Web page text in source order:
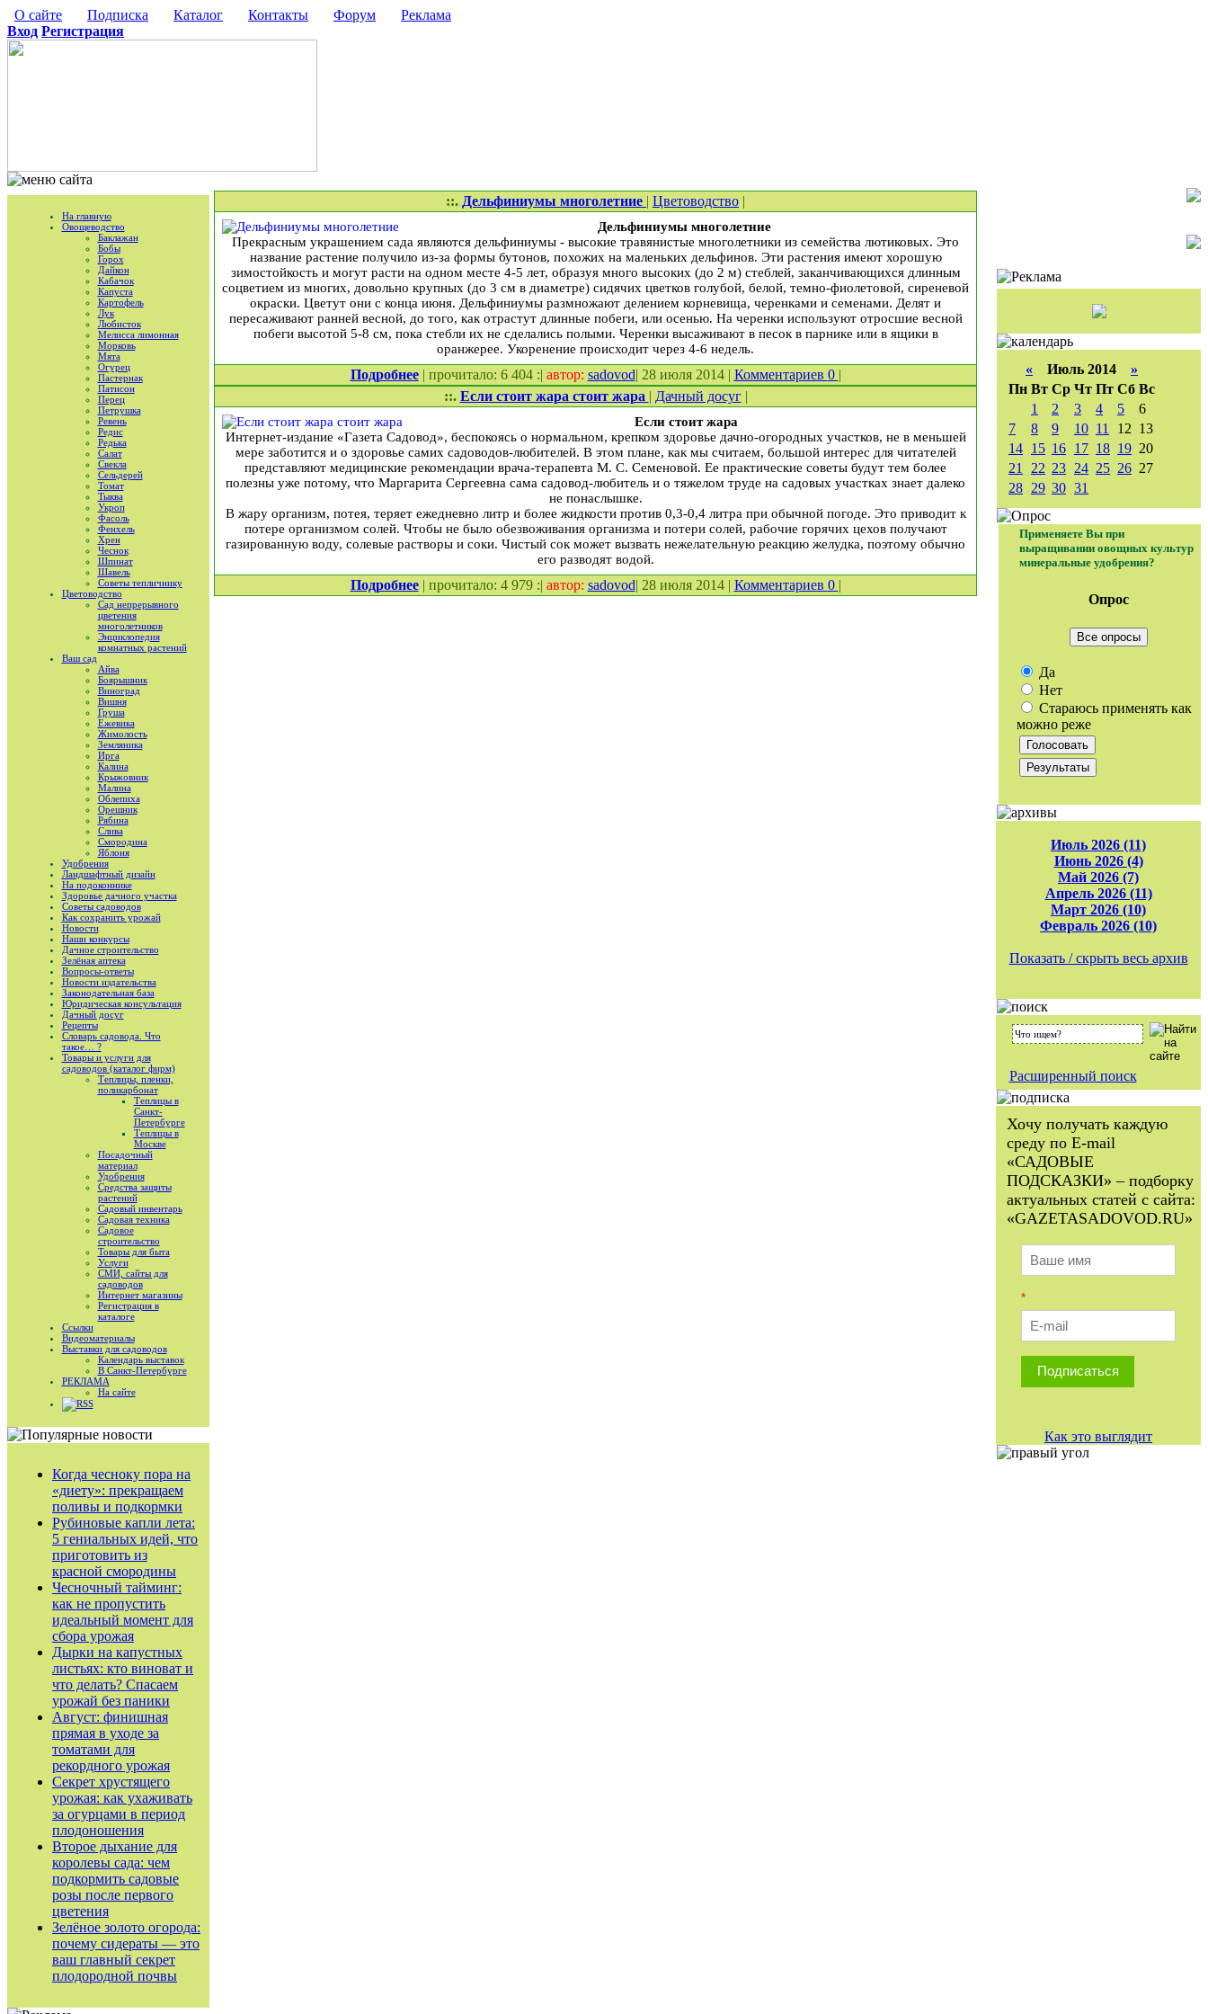
О сайте Подписка Каталог Контакты Форум
Реклама
Вход Регистрация
На главную
Овощеводство
Баклажан
Бобы
Горох
Дайкон
Кабачок
Капуста
Картофель
Лук
Любисток
Мелисса лимонная
Морковь
Мята
Огурец
Пастернак
Патисон
Перец
Петрушка
Ревень
Редис
Редька
Салат
Свекла
Сельдерей
Томат
Тыква
Укроп
Фасоль
Фенхель
Хрен
Чеснок
Шпинат
Шавель
Советы тепличнику
Цветоводство
Сад непрерывного
цветения
многолетников
Энциклопедия
комнатных растений
Ваш сад
Айва
Боярышник
Виноград
Вишня
Груша
Ежевика
Жимолость
Земляника
Ирга
Калина
Крыжовник
Малина
Облепиха
Орешник
Рябина
Слива
Смородина
Яблоня
Удобрения
Ландшафтный дизайн
На подоконнике
Здоровье дачного участка
Советы садоводов
Как сохранить урожай
Новости
Наши конкурсы
Дачное строительство
Зелёная аптека
Вопросы-ответы
Новости издательства
Законодательная база
Юридическая консультация
Дачный досуг
Рецепты
Словарь садовода. Что
такое… ?
Товары и услуги для
садоводов (каталог фирм)
Теплицы, пленки,
поликарбонат
Теплицы в
Санкт-
Петербурге
Теплицы в
Москве
Посадочный
материал
Удобрения
Средства защиты
растений
Садовый инвентарь
Садовая техника
Садовое
строительство
Товары для быта
Услуги
СМИ, сайты для
садоводов
Интернет магазины
Регистрация в
каталоге
Ссылки
Видеоматериалы
Выставки для садоводов
Календарь выставок
В Санкт-Петербурге
РЕКЛАМА
На сайте
RSS
Когда чесноку пора на
«диету»: прекращаем
поливы и подкормки
Рубиновые капли лета:
5 гениальных идей, что
приготовить из
красной смородины
Чесночный тайминг:
как не пропустить
идеальный момент для
сбора урожая
Дырки на капустных
листьях: кто виноват и
что делать? Спасаем
урожай без паники
Август: финишная
прямая в уходе за
томатами для
рекордного урожая
Секрет хрустящего
урожая: как ухаживать
за огурцами в период
плодоношения
Второе дыхание для
королевы сада: чем
подкормить садовые
розы после первого
цветения
Зелёное золото огорода:
почему сидераты — это
ваш главный секрет
плодородной почвы
::. Дельфиниумы многолетние | Цветоводство |
Дельфиниумы многолетние
Прекрасным украшением сада являются дельфиниумы - высокие травянистые многолетники из семейства лютиковых. Это
название растение получило из-за формы бутонов, похожих на маленьких дельфинов. Эти растения имеют хорошую
зимостойкость и могут расти на одном месте 4-5 лет, образуя много высоких (до 2 м) стеблей, заканчивающихся длинным
соцветием из многих, довольно крупных (до 3 см в диаметре) сидячих цветков голубой, белой, темно-фиолетовой, сиреневой
окраски. Цветут они с конца июня. Дельфиниумы размножают делением корневища, черенками и семенами. Делят и
пересаживают ранней весной, до того, как отрастут длинные побеги, или осенью. На черенки используют отросшие весной
побеги высотой 5-8 см, пока стебли их не сделались полыми. Черенки высаживают в песок в парнике или в ящики в
оранжерее. Укоренение происходит через 4-6 недель.
Подробнее| прочитало: 6 404 :| автор: sadovod| 28 июля 2014 | Комментариев 0 |
::. Если стоит жара стоит жара | Дачный досуг|
Если стоит жара
Интернет-издание «Газета Садовод», беспокоясь о нормальном, крепком здоровье дачно-огородных участков, не в меньшей
мере заботится и о здоровье самих садоводов-любителей. В этом плане, как мы считаем, большой интерес для читателей
представляют медицинские рекомендации врача-терапевта М. С. Семеновой. Ее практические советы будут тем более
полезны уже потому, что Маргарита Сергеевна сама садовод-любитель и о тяжелом труде на садовых участках знает далеко
не понаслышке.
В жару организм, потея, теряет ежедневно литр и более жидкости против 0,3-0,4 литра при обычной погоде. Это приводит к
потере организмом солей. Чтобы не было обезвоживания организма и потери солей, рабочие горячих цехов получают
газированную воду, солевые растворы и соки. Чистый сок может вызвать нежелательную реакцию желудка, поэтому обычно
его разводят водой.
Подробнее| прочитало: 4 979 :| автор: sadovod| 28 июля 2014 | Комментариев 0 |
« Июль 2014 »
Пн Вт Ср Чт Пт Сб Вс
1
2 3 4 5
6
7
8 9 10 11 12 13
14 15 16 17 18 19 20
21
22 23 24 25 26 27
28 29 30 31
Применяете Вы при
выращивании овощных культур
минеральные удобрения?
Опрос
Все опросы
Да
Нет
Стараюсь применять как
можно реже
Июль 2026 (11)
Июнь 2026 (4)
Май 2026 (7)
Апрель 2026 (11)
Март 2026 (10)
Февраль 2026 (10)
Показать / скрыть весь архив
Расширенный поиск
Хочу получать каждую
среду по E-mail
«САДОВЫЕ
ПОДСКАЗКИ» – подборку
актуальных статей с сайта:
«GAZETASADOVOD.RU»
*
Подписаться
Как это выглядит